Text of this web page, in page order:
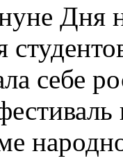
Дня
себе